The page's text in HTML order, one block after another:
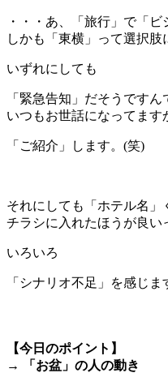
・・・あ、「旅行」で「ビ
しかも「東横」って選択肢
いずれにしても
「緊急告知」だそうですん
いつもお世話になってます
「ご紹介」します。(笑)
それにしても「ホテル名」
チラシに入れたほうが良い
いろいろ
「シナリオ不足」を感じま
【今日のポイント】
→ 「お盆」の人の動き